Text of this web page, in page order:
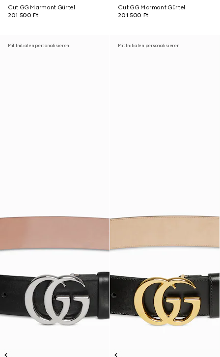
Cut GG Marmont Gürtel
201 500 Ft
Cut GG Marmont Gürtel
201 500 Ft
Mit Initialen personalisieren Mit Initialen personalisieren